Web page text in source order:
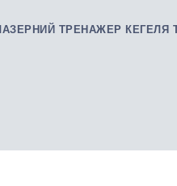
ТРЕНАЖЕР КЕГЕЛЯ